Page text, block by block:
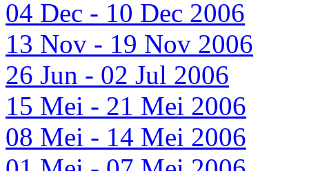
04 Dec - 10 Dec 2006
13 Nov - 19 Nov 2006
26 Jun - 02 Jul 2006
15 Mei - 21 Mei 2006
08 Mei - 14 Mei 2006